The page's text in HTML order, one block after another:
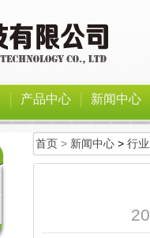
产品中心 新闻中心
首页 > 新闻中心 > 行